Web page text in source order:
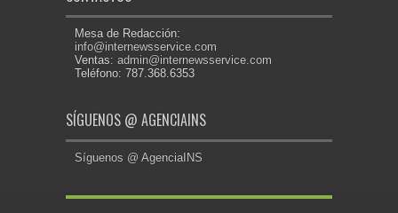
Mesa de Redacción:
info@internewsservice.com
Ventas: admin@internewsservice.com
Teléfono: 787.368.6353
SÍGUENOS @ AGENCIAINS
Síguenos @ AgenciaINS